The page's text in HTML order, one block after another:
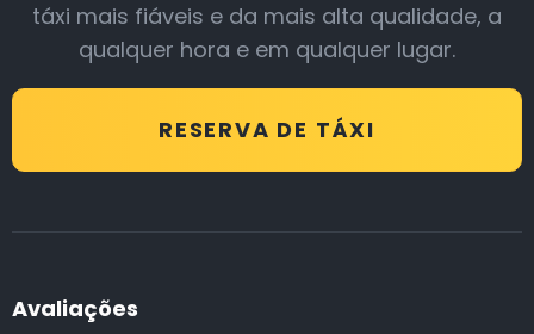
táxi mais fiáveis e da mais alta qualidade, a
qualquer hora e em qualquer lugar.
RESERVA DE TÁXI
Avaliações